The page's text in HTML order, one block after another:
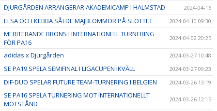
DJURGÅRDEN ARRANGERAR AKADEMICAMP I HALMSTAD 2024-04-16
ELSA OCH KEBBA SÅLDE MAJBLOMMOR PÅ SLOTTET 2024-04-10 09:30
MERITERANDE BRONS I INTERNATIONELL TURNERING
FÖR PA16
2024-04-02 20:25
adidas x Djurgården 2024-03-27 10:48
SE PA19 SPELA SEMIFINAL I LIGACUPEN IKVÄLL 2024-03-27 09:23
DIF-DUO SPELAR FUTURE TEAM-TURNERING I BELGIEN 2024-03-26 13:19
SE PA16 SPELA TURNERING MOT INTERNATIONELLT
MOTSTÅND
2024-03-26 12:15